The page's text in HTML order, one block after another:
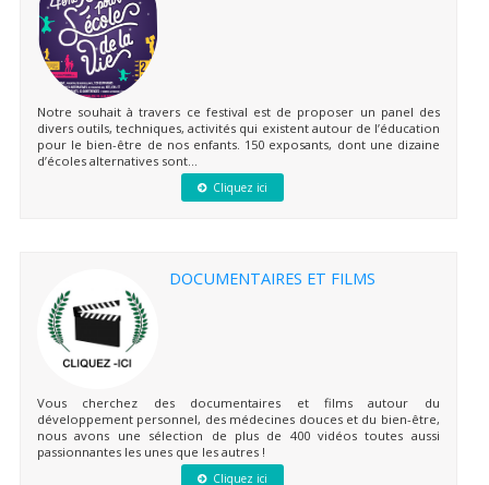
Notre souhait à travers ce festival est de proposer un panel des
divers outils, techniques, activités qui existent autour de l’éducation
pour le bien-être de nos enfants. 150 exposants, dont une dizaine
d’écoles alternatives sont...
Cliquez ici
DOCUMENTAIRES ET FILMS
Vous cherchez des documentaires et films autour du
développement personnel, des médecines douces et du bien-être,
nous avons une sélection de plus de 400 vidéos toutes aussi
passionnantes les unes que les autres !
Cliquez ici